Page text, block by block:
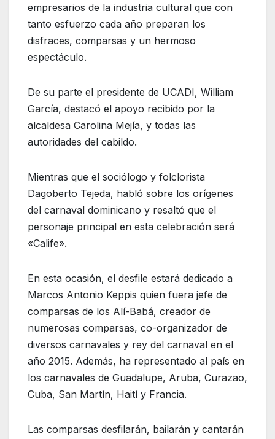
empresarios de la industria cultural que con
tanto esfuerzo cada año preparan los
disfraces, comparsas y un hermoso
espectáculo.
De su parte el presidente de UCADI, William
García, destacó el apoyo recibido por la
alcaldesa Carolina Mejía, y todas las
autoridades del cabildo.
Mientras que el sociólogo y folclorista
Dagoberto Tejeda, habló sobre los orígenes
del carnaval dominicano y resaltó que el
personaje principal en esta celebración será
«Calife».
En esta ocasión, el desfile estará dedicado a
Marcos Antonio Keppis quien fuera jefe de
comparsas de los Alí-Babá, creador de
numerosas comparsas, co-organizador de
diversos carnavales y rey del carnaval en el
año 2015. Además, ha representado al país en
los carnavales de Guadalupe, Aruba, Curazao,
Cuba, San Martín, Haití y Francia.
Las comparsas desfilarán, bailarán y cantarán